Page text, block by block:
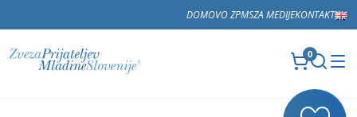
DOMOVO ZPMSZA MEDIJEKONTAKT
0